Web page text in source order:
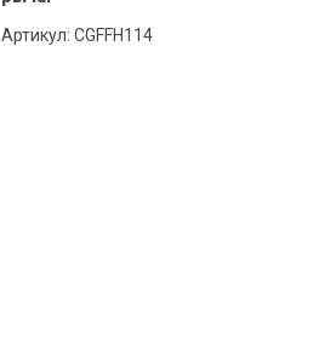
Артикул: CGFFH114